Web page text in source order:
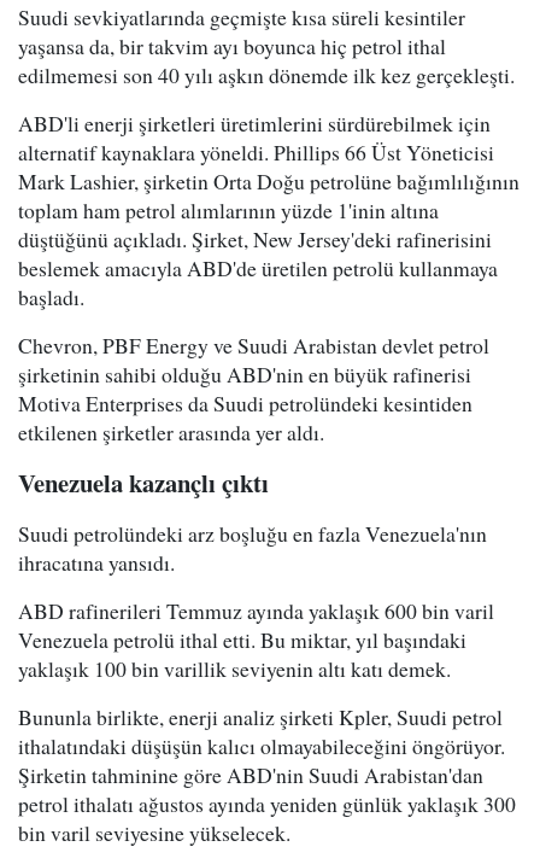
Suudi sevkiyatlarında geçmişte kısa süreli kesintiler
yaşansa da, bir takvim ayı boyunca hiç petrol ithal
edilmemesi son 40 yılı aşkın dönemde ilk kez gerçekleşti.
ABD'li enerji şirketleri üretimlerini sürdürebilmek için
alternatif kaynaklara yöneldi. Phillips 66 Üst Yöneticisi
Mark Lashier, şirketin Orta Doğu petrolüne bağımlılığının
toplam ham petrol alımlarının yüzde 1'inin altına
düştüğünü açıkladı. Şirket, New Jersey'deki rafinerisini
beslemek amacıyla ABD'de üretilen petrolü kullanmaya
başladı.
Chevron, PBF Energy ve Suudi Arabistan devlet petrol
şirketinin sahibi olduğu ABD'nin en büyük rafinerisi
Motiva Enterprises da Suudi petrolündeki kesintiden
etkilenen şirketler arasında yer aldı.
Venezuela kazançlı çıktı
Suudi petrolündeki arz boşluğu en fazla Venezuela'nın
ihracatına yansıdı.
ABD rafinerileri Temmuz ayında yaklaşık 600 bin varil
Venezuela petrolü ithal etti. Bu miktar, yıl başındaki
yaklaşık 100 bin varillik seviyenin altı katı demek.
Bununla birlikte, enerji analiz şirketi Kpler, Suudi petrol
ithalatındaki düşüşün kalıcı olmayabileceğini öngörüyor.
Şirketin tahminine göre ABD'nin Suudi Arabistan'dan
petrol ithalatı ağustos ayında yeniden günlük yaklaşık 300
bin varil seviyesine yükselecek.